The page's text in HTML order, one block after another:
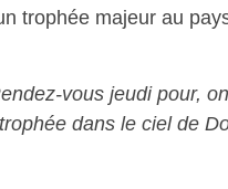
trophée majeur au
vous jeudi pour,
dans le ciel de